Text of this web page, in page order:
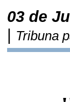
03 de
Tribuna